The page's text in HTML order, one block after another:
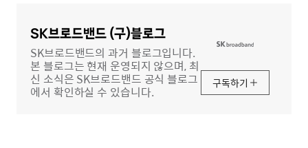
SK브로드밴드 (구)블로그
SK브로드밴드의 과거 블로그입니다.
본 블로그는 현재 운영되지 않으며, 최
신 소식은 SK브로드밴드 공식 블로그
에서 확인하실 수 있습니다.
구독하기